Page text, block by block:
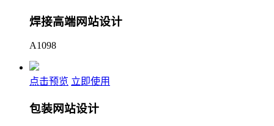
焊接高端网站设计
A1098
点击预览 立即使用
包装网站设计